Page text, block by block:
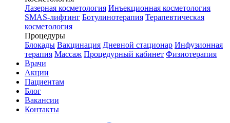
Лазерная косметология Инъекционная косметология
SMAS-лифтинг Ботулинотерапия Терапевтическая
косметология
Процедуры
Блокады Вакцинация Дневной стационар Инфузионная
терапия Массаж Процедурный кабинет Физиотерапия
Врачи
Акции
Пациентам
Блог
Вакансии
Контакты